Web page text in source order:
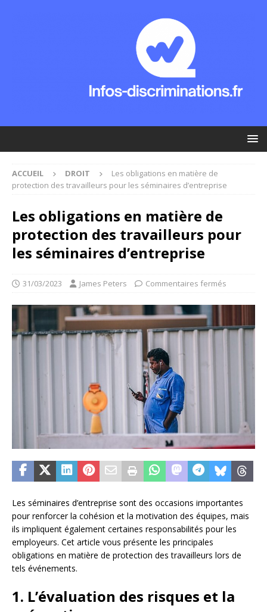
ACCUEIL DROIT
Les obligations en matière de
protection des travailleurs pour les séminaires d’entreprise
Les obligations en matière de
protection des travailleurs pour
les séminaires d’entreprise
31/03/2023 James Peters Commentaires fermés
Les séminaires d’entreprise sont des occasions importantes
pour renforcer la cohésion et la motivation des équipes, mais
ils impliquent également certaines responsabilités pour les
employeurs. Cet article vous présente les principales
obligations en matière de protection des travailleurs lors de
tels événements.
1. L’évaluation des risques et la